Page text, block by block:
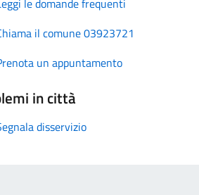
il comune 03923721
un appuntamento
in città
disservizio